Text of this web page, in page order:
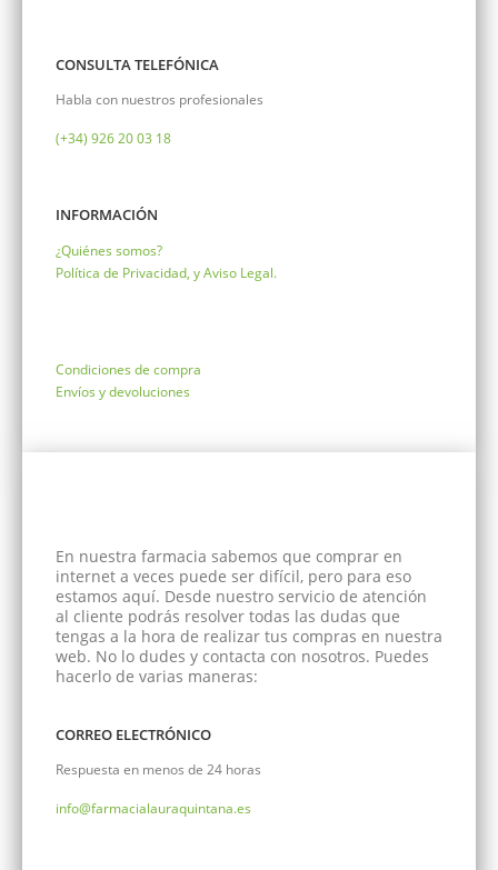
CONSULTA TELEFÓNICA
Habla con nuestros profesionales
(+34) 926 20 03 18
INFORMACIÓN
¿Quiénes somos?
Política de Privacidad, y Aviso Legal.
Condiciones de compra
Envíos y devoluciones
En nuestra farmacia sabemos que comprar en
internet a veces puede ser difícil, pero para eso
estamos aquí. Desde nuestro servicio de atención
al cliente podrás resolver todas las dudas que
tengas a la hora de realizar tus compras en nuestra
web. No lo dudes y contacta con nosotros. Puedes
hacerlo de varias maneras:
CORREO ELECTRÓNICO
Respuesta en menos de 24 horas
info@farmacialauraquintana.es